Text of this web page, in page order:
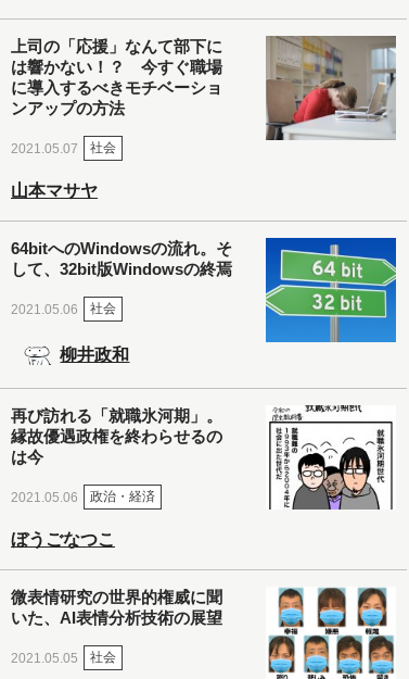
上司の「応援」なんて部下に
は響かない！？ 今すぐ職場
に導入するべきモチベーショ
ンアップの方法
2021.05.07 社会
山本マサヤ
64bitへのWindowsの流れ。そ
して、32bit版Windowsの終焉
2021.05.06 社会
柳井政和
再び訪れる「就職氷河期」。
縁故優遇政権を終わらせるの
は今
2021.05.06 政治・経済
ぼうごなつこ
微表情研究の世界的権威に聞
いた、AI表情分析技術の展望
2021.05.05 社会